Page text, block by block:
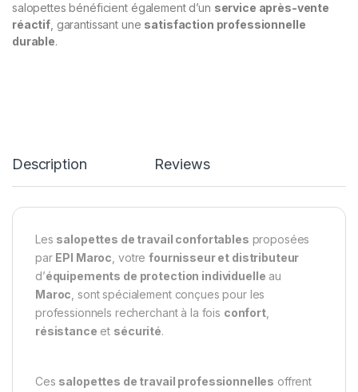
salopettes bénéficient également d’un service après-vente
réactif , garantissant une satisfaction professionnelle
durable.
Description Reviews
Les salopettes de travail confortables proposées
par EPI Maroc , votrefournisseur et distributeur
d’équipements de protection individuelle au
Maroc , sont spécialement conçues pour les
professionnels recherchant à la fois confort,
résistance et sécurité.
Ces salopettes de travail professionnelles offrent